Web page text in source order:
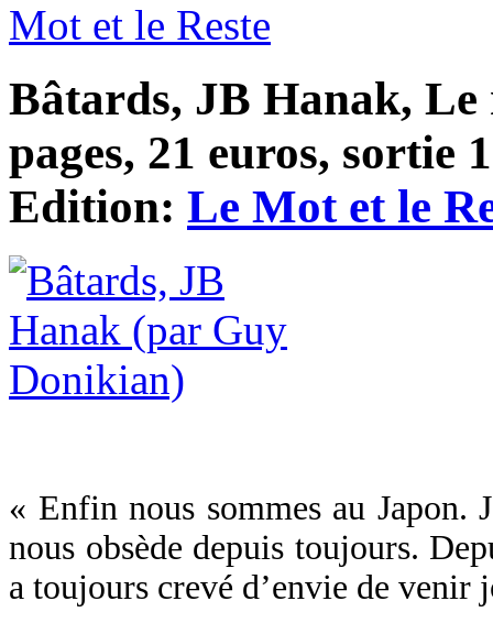
Mot et le Reste
Bâtards, JB Hanak, Le
pages, 21 euros, sortie
Edition: Le Mot et le
« Enfin nous sommes au Japon.
nous obsède depuis toujours.
a toujours crevé d’envie de venir